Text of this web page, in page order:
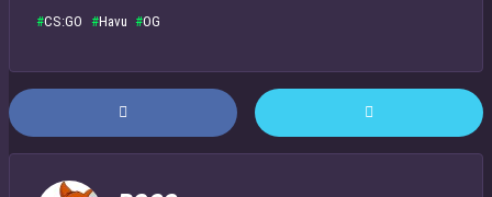
CS:GO Havu OG